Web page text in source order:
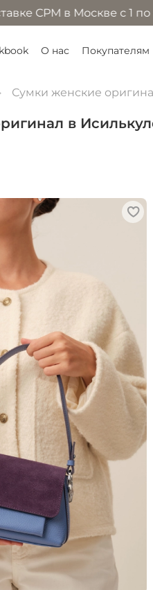
с 1 по 4
О нас Покупателям
Сумки женские
в